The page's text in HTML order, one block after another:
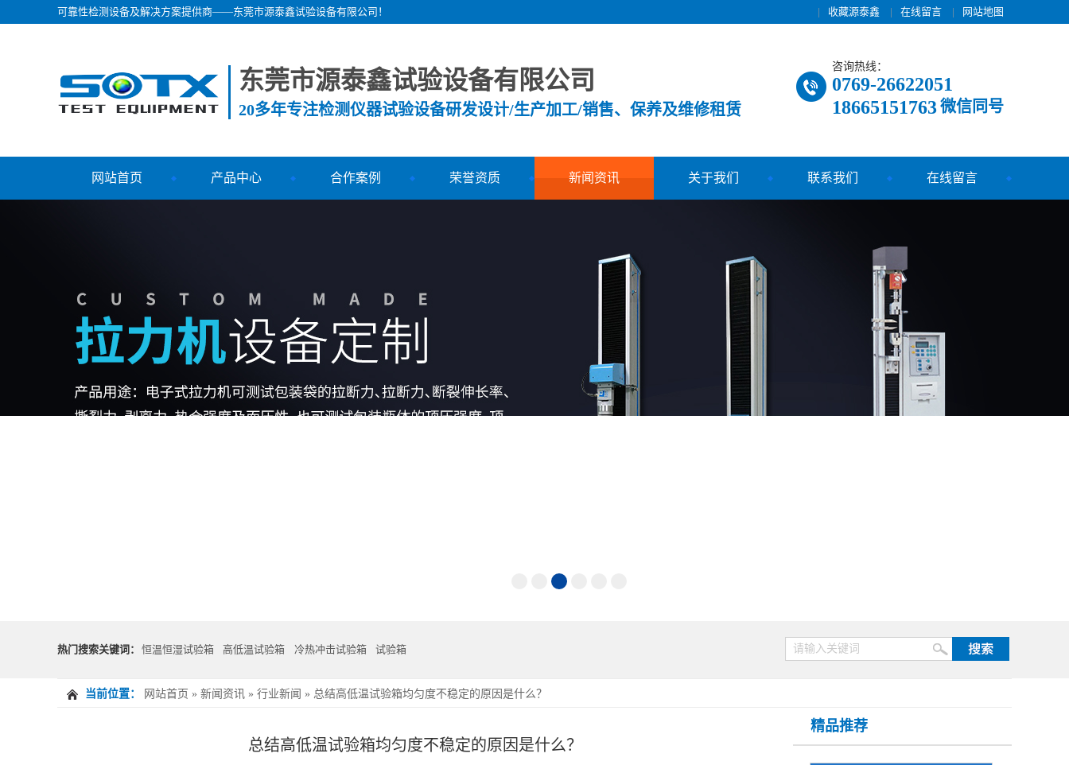
可靠性检测设备及解决方案提供商——东莞市源泰鑫试验设备有限公司！ | 收藏源泰鑫 | 在线留言 | 网站地图
东莞市源泰鑫试验设备有限公司
20多年专注检测仪器试验设备研发设计/生产加工/销售、保养及维修租赁
咨询热线：
0769-26622051
18665151763微信同号
网站首页 产品中心 合作案例 荣誉资质 新闻资讯 关于我们 联系我们 在线留言
热门搜索关键词： 恒温恒湿试验箱 高低温试验箱 冷热冲击试验箱 试验箱
当前位置： 网站首页 » 新闻资讯 » 行业新闻 » 总结高低温试验箱均匀度不稳定的原因是什么？
总结高低温试验箱均匀度不稳定的原因是什么？
精品推荐